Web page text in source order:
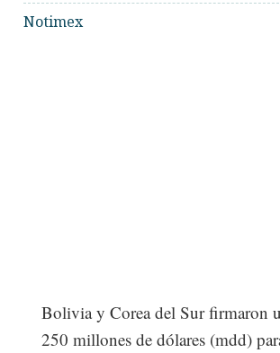
Notimex
Bolivia y Corea del Sur firmaron
250 millones de dólares (mdd)